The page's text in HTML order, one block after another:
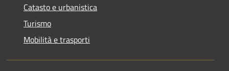
Catasto e urbanistica
Turismo
Mobilità e trasporti